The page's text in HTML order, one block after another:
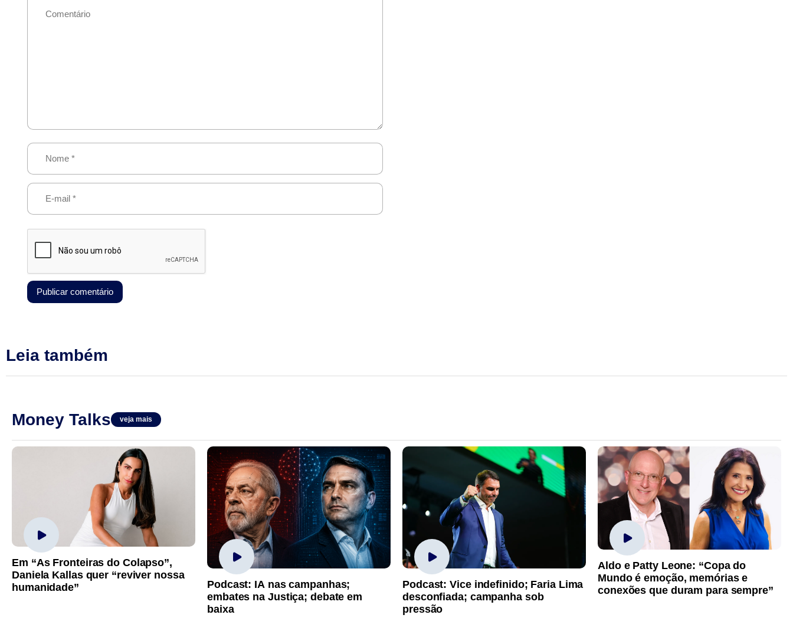
Leia também
Money Talks veja mais
Em “As Fronteiras do Colapso”,
Daniela Kallas quer “reviver nossa
humanidade”
Podcast: IA nas campanhas;
embates na Justiça; debate em
baixa
Podcast: Vice indefinido; Faria Lima
desconfiada; campanha sob
pressão
Aldo e Patty Leone: “Copa do
Mundo é emoção, memórias e
conexões que duram para sempre”